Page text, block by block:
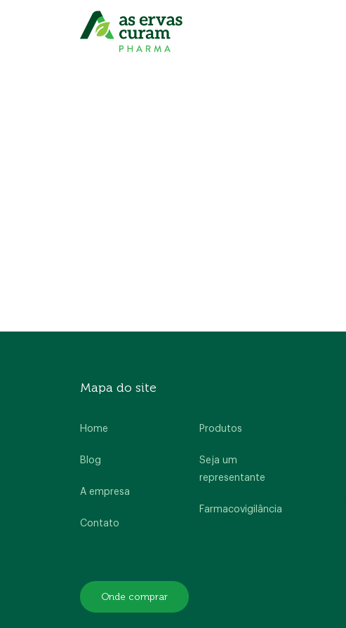
Mapa do site
Home
Blog
A empresa
Contato
Produtos
Seja um
representante
Farmacovigilância
Onde comprar